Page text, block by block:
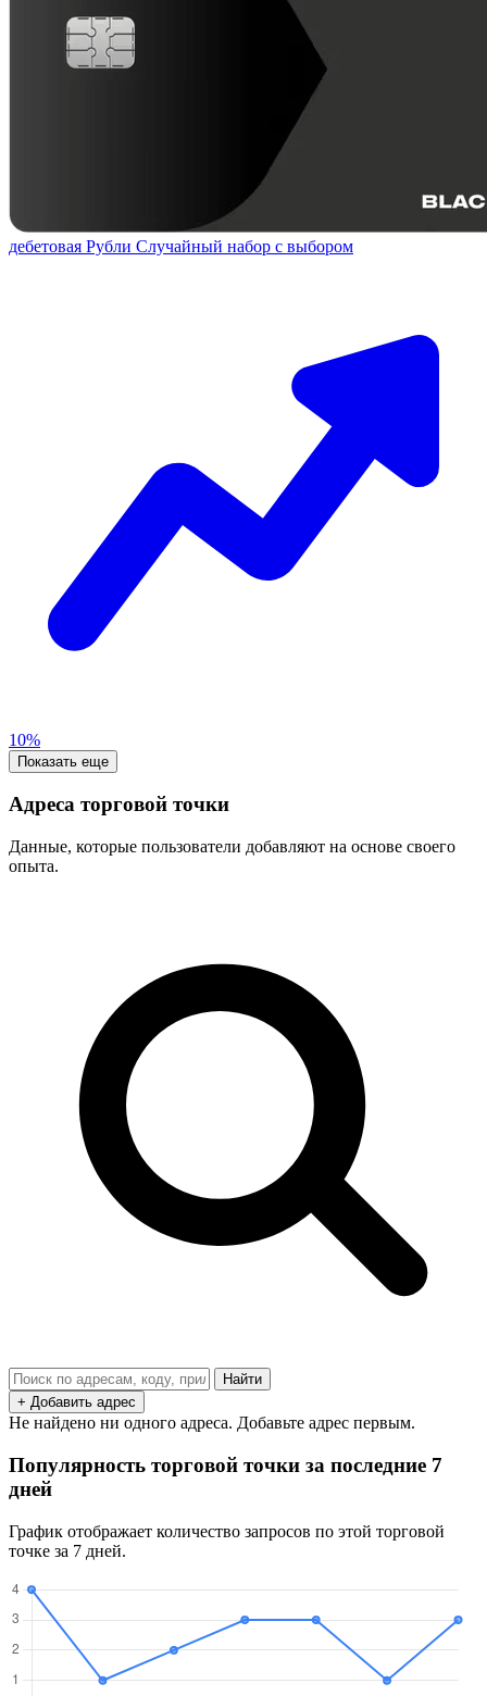
дебетовая Рубли Случайный набор с выбором
10%
Показать еще
Адреса торговой точки
Данные, которые пользователи добавляют на основе своего
опыта.
Найти
+ Добавить адрес
Не найдено ни одного адреса. Добавьте адрес первым.
Популярность торговой точки за последние 7
дней
График отображает количество запросов по этой торговой
точке за 7 дней.